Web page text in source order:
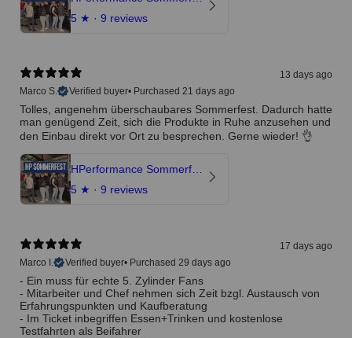
5 ★ · 9 reviews
13 days ago
Marco S.
Verified buyer• Purchased 21 days ago
Tolles, angenehm überschaubares Sommerfest. Dadurch hatte
man genügend Zeit, sich die Produkte in Ruhe anzusehen und
den Einbau direkt vor Ort zu besprechen. Gerne wieder! 👌
5 ★ · 9 reviews
17 days ago
Marco I.
Verified buyer• Purchased 29 days ago
- Ein muss für echte 5. Zylinder Fans
- Mitarbeiter und Chef nehmen sich Zeit bzgl. Austausch von
Erfahrungspunkten und Kaufberatung
- Im Ticket inbegriffen Essen+Trinken und kostenlose
Testfahrten als Beifahrer